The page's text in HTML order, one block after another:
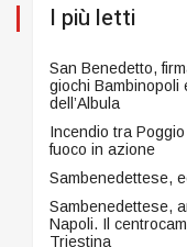
I più letti
San Benedetto,
giochi
dell’Albula
Incendio tra
fuoco in azione
Sambenedettese,
Sambenedettese,
Napoli. Il
Triestina